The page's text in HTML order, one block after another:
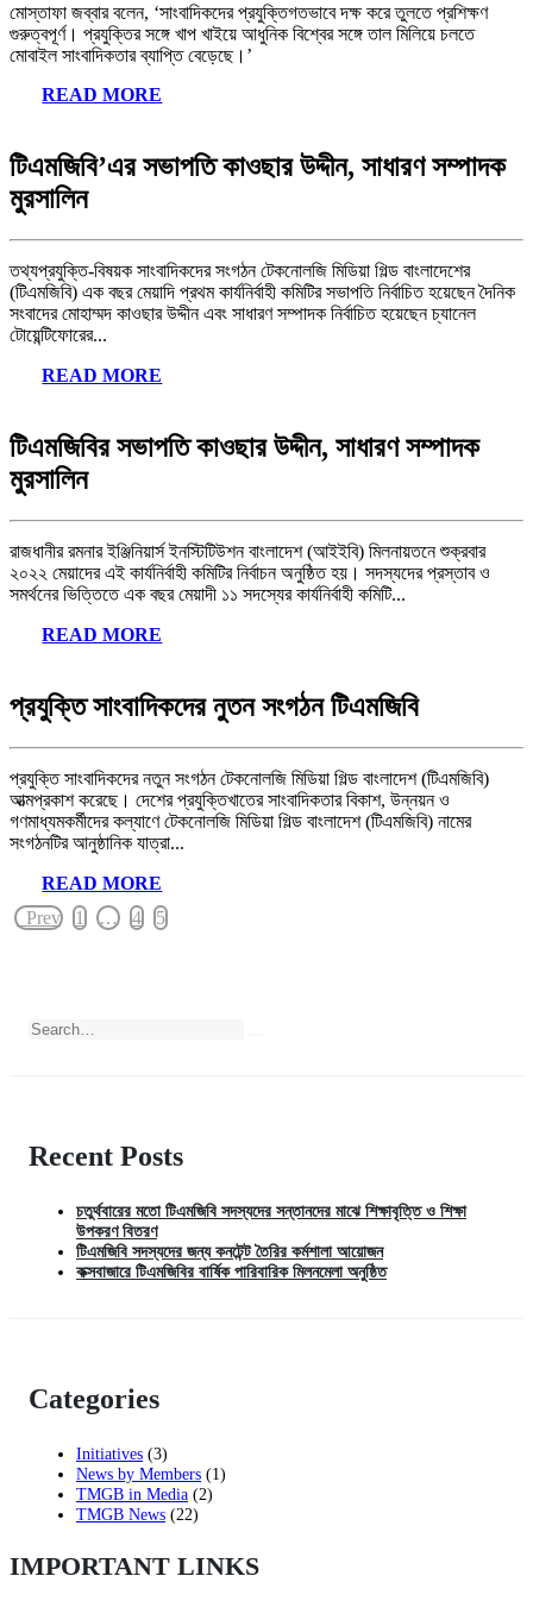
মোস্তাফা জব্বার বলেন, ‘সাংবাদিকদের প্রযুক্তিগতভাবে দক্ষ করে তুলতে প্রশিক্ষণ
গুরুত্বপূর্ণ। প্রযুক্তির সঙ্গে খাপ খাইয়ে আধুনিক বিশ্বের সঙ্গে তাল মিলিয়ে চলতে
মোবাইল সাংবাদিকতার ব্যাপ্তি বেড়েছে।’
READ MORE
টিএমজিবি’এর সভাপতি কাওছার উদ্দীন, সাধারণ সম্পাদক
মুরসালিন
তথ্যপ্রযুক্তি-বিষয়ক সাংবাদিকদের সংগঠন টেকনোলজি মিডিয়া গিল্ড বাংলাদেশের
(টিএমজিবি) এক বছর মেয়াদি প্রথম কার্যনির্বাহী কমিটির সভাপতি নির্বাচিত হয়েছেন দৈনিক
সংবাদের মোহাম্মদ কাওছার উদ্দীন এবং সাধারণ সম্পাদক নির্বাচিত হয়েছেন চ্যানেল
টোয়েন্টিফোরের...
READ MORE
টিএমজিবির সভাপতি কাওছার উদ্দীন, সাধারণ সম্পাদক
মুরসালিন
রাজধানীর রমনার ইঞ্জিনিয়ার্স ইনস্টিটিউশন বাংলাদেশ (আইইবি) মিলনায়তনে শুক্রবার
২০২২ মেয়াদের এই কার্যনির্বাহী কমিটির নির্বাচন অনুষ্ঠিত হয়। সদস্যদের প্রস্তাব ও
সমর্থনের ভিত্তিতে এক বছর মেয়াদী ১১ সদস্যের কার্যনির্বাহী কমিটি...
READ MORE
প্রযুক্তি সাংবাদিকদের নুতন সংগঠন টিএমজিবি
প্রযুক্তি সাংবাদিকদের নতুন সংগঠন টেকনোলজি মিডিয়া গিল্ড বাংলাদেশ (টিএমজিবি)
আত্মপ্রকাশ করেছে। দেশের প্রযুক্তিখাতের সাংবাদিকতার বিকাশ, উন্নয়ন ও
গণমাধ্যমকর্মীদের কল্যাণে টেকনোলজি মিডিয়া গিল্ড বাংলাদেশ (টিএমজিবি) নামের
সংগঠনটির আনুষ্ঠানিক যাত্রা...
READ MORE
Prev
1 … 4 5
Recent Posts
চতুর্থবারের মতো টিএমজিবি সদস্যদের সন্তানদের মাঝে শিক্ষাবৃত্তি ও শিক্ষা
উপকরণ বিতরণ
টিএমজিবি সদস্যদের জন্য কনটেন্ট তৈরির কর্মশালা আয়োজন
কক্সবাজারে টিএমজিবির বার্ষিক পারিবারিক মিলনমেলা অনুষ্ঠিত
Categories
Initiatives (3)
News by Members (1)
TMGB in Media (2)
TMGB News (22)
IMPORTANT LINKS